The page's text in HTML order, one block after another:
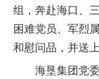
组，奔赴海口、
困难党员、军烈
和慰问品，并送
海垦集团党委